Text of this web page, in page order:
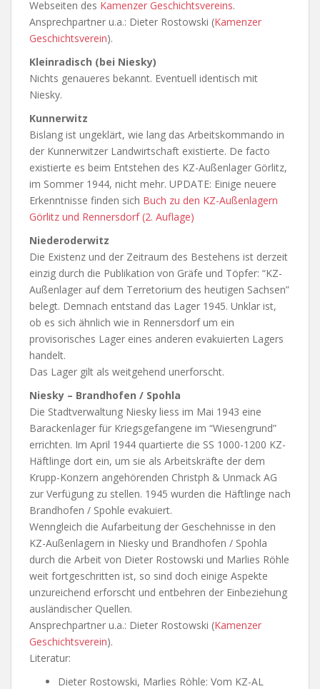
Webseiten des Kamenzer Geschichtsvereins.
Ansprechpartner u.a.: Dieter Rostowski (Kamenzer
Geschichtsverein).
Kleinradisch (bei Niesky)
Nichts genaueres bekannt. Eventuell identisch mit
Niesky.
Kunnerwitz
Bislang ist ungeklärt, wie lang das Arbeitskommando in
der Kunnerwitzer Landwirtschaft existierte. De facto
existierte es beim Entstehen des KZ-Außenlager Görlitz,
im Sommer 1944, nicht mehr. UPDATE: Einige neuere
Erkenntnisse finden sich Buch zu den KZ-Außenlagern
Görlitz und Rennersdorf (2. Auflage)
Niederoderwitz
Die Existenz und der Zeitraum des Bestehens ist derzeit
einzig durch die Publikation von Gräfe und Töpfer: “KZ-
Außenlager auf dem Terretorium des heutigen Sachsen”
belegt. Demnach entstand das Lager 1945. Unklar ist,
ob es sich ähnlich wie in Rennersdorf um ein
provisorisches Lager eines anderen evakuierten Lagers
handelt.
Das Lager gilt als weitgehend unerforscht.
Niesky – Brandhofen / Spohla
Die Stadtverwaltung Niesky liess im Mai 1943 eine
Barackenlager für Kriegsgefangene im “Wiesengrund”
errichten. Im April 1944 quartierte die SS 1000-1200 KZ-
Häftlinge dort ein, um sie als Arbeitskräfte der dem
Krupp-Konzern angehörenden Christph & Unmack AG
zur Verfügung zu stellen. 1945 wurden die Häftlinge nach
Brandhofen / Spohle evakuiert.
Wenngleich die Aufarbeitung der Geschehnisse in den
KZ-Außenlagern in Niesky und Brandhofen / Spohla
durch die Arbeit von Dieter Rostowski und Marlies Röhle
weit fortgeschritten ist, so sind doch einige Aspekte
unzureichend erforscht und entbehren der Einbeziehung
ausländischer Quellen.
Ansprechpartner u.a.: Dieter Rostowski (Kamenzer
Geschichtsverein).
Literatur:
Dieter Rostowski, Marlies Röhle: Vom KZ-AL